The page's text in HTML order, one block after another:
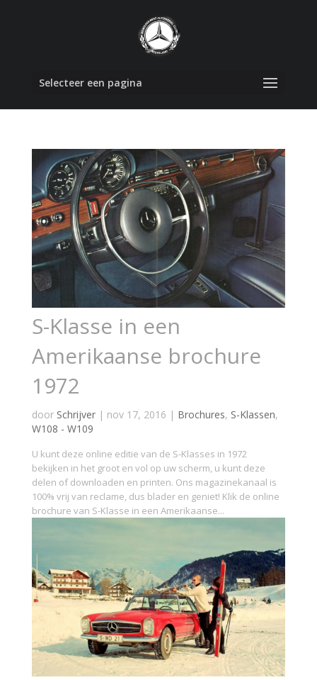
Selecteer een pagina
S-Klasse in een
Amerikaanse brochure
1972
door Schrijver| nov 17, 2016 | Brochures, S-Klassen,
W108 - W109
U kunt deze online editie van de S-Klasses in 1972
bekijken in het groot en vol op uw scherm, u kunt deze
delen of downloaden en printen. Ons magazinekanaal is
100% vrij van reclame, dus blader en geniet! Klik de online
brochure van S-Klasse in een Amerikaanse...